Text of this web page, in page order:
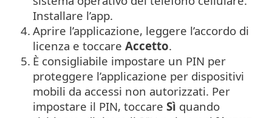
Installare l’app.
4. Aprire l’applicazione, leggere l’accordo di
licenza e toccare Accetto.
5. È consigliabile impostare un PIN per
proteggere l’applicazione per dispositivi
mobili da accessi non autorizzati. Per
impostare il PIN, toccare Sì quando